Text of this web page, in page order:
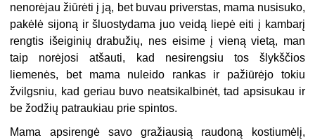
nenorėjau žiūrėti į ją, bet buvau priverstas, mama nusisuko,
pakėlė sijoną ir šluostydama juo veidą liepė eiti į kambarį
rengtis išeiginių drabužių, nes eisime į vieną vietą, man
taip norėjosi atšauti, kad nesirengsiu tos šlykščios
liemenės, bet mama nuleido rankas ir pažiūrėjo tokiu
žvilgsniu, kad geriau buvo neatsikalbinėt, tad apsisukau ir
be žodžių patraukiau prie spintos.
Mama apsirengė savo gražiausią raudoną kostiumėlį,